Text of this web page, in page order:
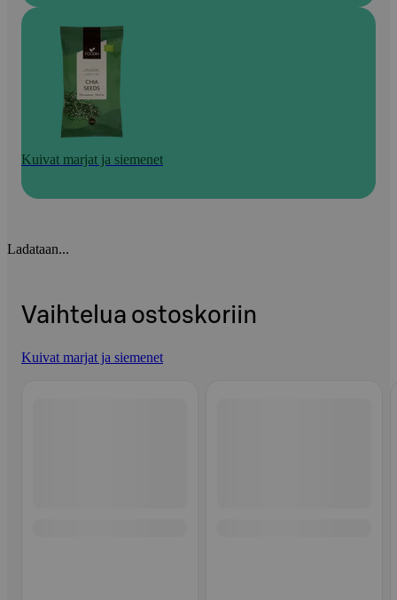
Kuivat marjat ja siemenet
Ladataan...
Vaihtelua ostoskoriin
Kuivat marjat ja siemenet